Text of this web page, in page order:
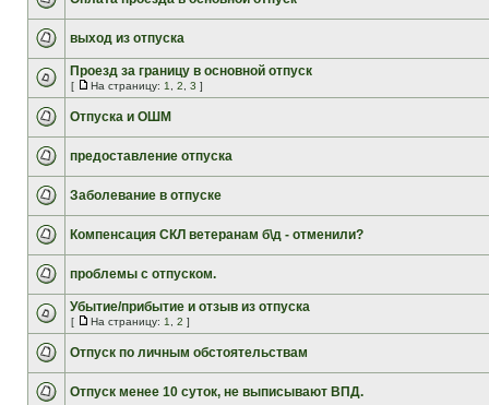
выход из отпуска
Проезд за границу в основной отпуск
[ На страницу: 1 2 3 ]
Отпуска и ОШМ
предоставление отпуска
Заболевание в отпуске
Компенсация СКЛ ветеранам б\д - отменили?
проблемы с отпуском.
Убытие/прибытие и отзыв из отпуска
[ На страницу: 1 2 ]
Отпуск по личным обстоятельствам
Отпуск менее 10 суток, не выписывают ВПД.